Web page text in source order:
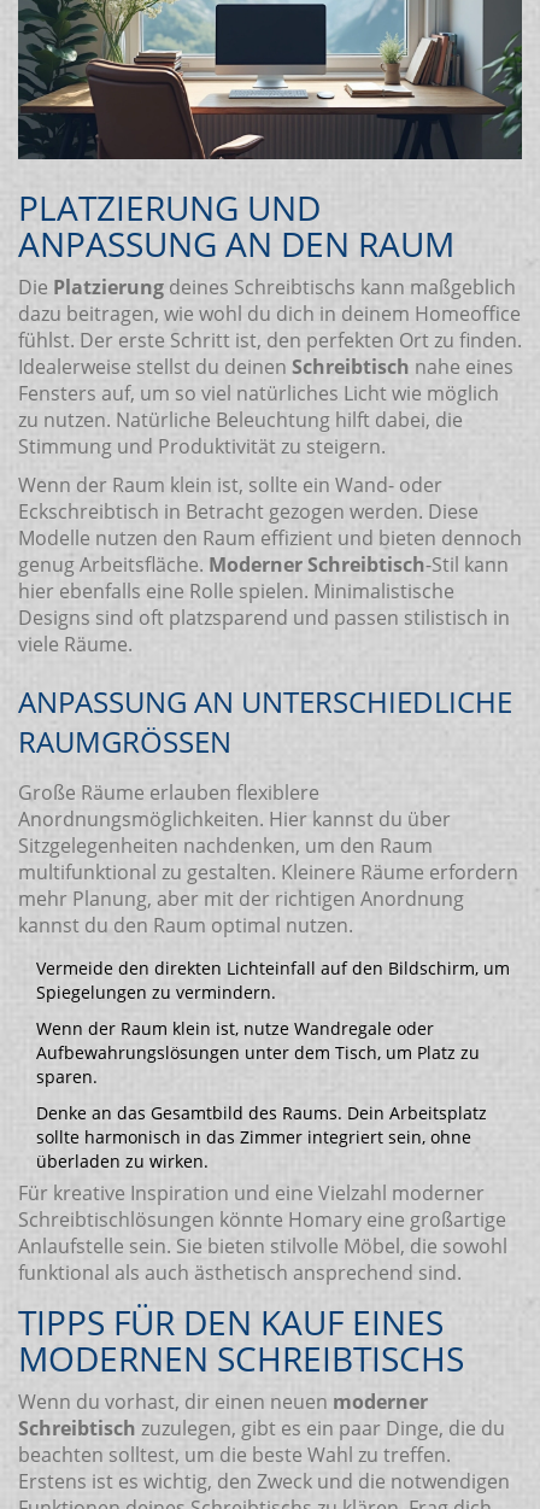
PLATZIERUNG UND
ANPASSUNG AN DEN RAUM
Die Platzierung deines Schreibtischs kann maßgeblich
dazu beitragen, wie wohl du dich in deinem Homeoffice
fühlst. Der erste Schritt ist, den perfekten Ort zu finden.
Idealerweise stellst du deinen Schreibtisch nahe eines
Fensters auf, um so viel natürliches Licht wie möglich
zu nutzen. Natürliche Beleuchtung hilft dabei, die
Stimmung und Produktivität zu steigern.
Wenn der Raum klein ist, sollte ein Wand- oder
Eckschreibtisch in Betracht gezogen werden. Diese
Modelle nutzen den Raum effizient und bieten dennoch
genug Arbeitsfläche. Moderner Schreibtisch-Stil kann
hier ebenfalls eine Rolle spielen. Minimalistische
Designs sind oft platzsparend und passen stilistisch in
viele Räume.
ANPASSUNG AN UNTERSCHIEDLICHE
RAUMGRÖSSEN
Große Räume erlauben flexiblere
Anordnungsmöglichkeiten. Hier kannst du über
Sitzgelegenheiten nachdenken, um den Raum
multifunktional zu gestalten. Kleinere Räume erfordern
mehr Planung, aber mit der richtigen Anordnung
kannst du den Raum optimal nutzen.
Vermeide den direkten Lichteinfall auf den Bildschirm, um
Spiegelungen zu vermindern.
Wenn der Raum klein ist, nutze Wandregale oder
Aufbewahrungslösungen unter dem Tisch, um Platz zu
sparen.
Denke an das Gesamtbild des Raums. Dein Arbeitsplatz
sollte harmonisch in das Zimmer integriert sein, ohne
überladen zu wirken.
Für kreative Inspiration und eine Vielzahl moderner
Schreibtischlösungen könnte Homary eine großartige
Anlaufstelle sein. Sie bieten stilvolle Möbel, die sowohl
funktional als auch ästhetisch ansprechend sind.
TIPPS FÜR DEN KAUF EINES
MODERNEN SCHREIBTISCHS
Wenn du vorhast, dir einen neuen moderner
Schreibtisch zuzulegen, gibt es ein paar Dinge, die du
beachten solltest, um die beste Wahl zu treffen.
Erstens ist es wichtig, den Zweck und die notwendigen